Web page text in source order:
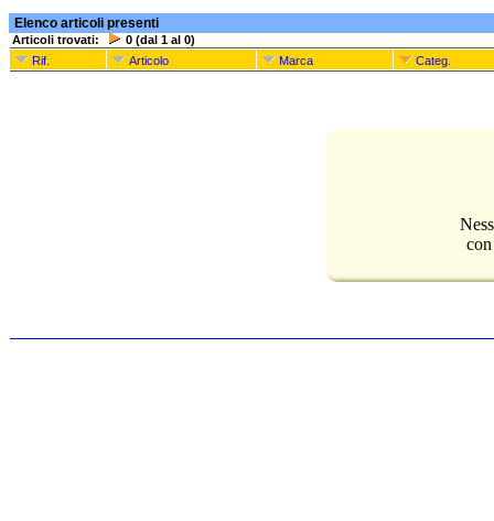
Elenco articoli presenti
Articoli trovati:
0 (dal 1 al 0)
Rif.
Articolo Marca Categ.